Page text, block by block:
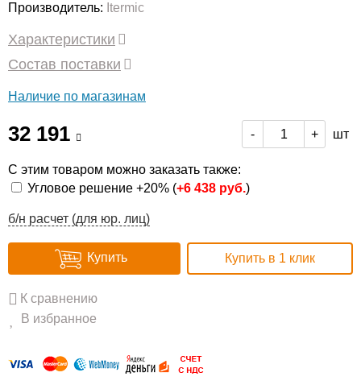
Производитель: Itermic
Характеристики
Состав поставки
Наличие по магазинам
32 191 - + шт
С этим товаром можно заказать также:
Угловое решение +20% (+6 438 руб.)
б/н расчет (для юр. лиц)
Купить Купить в 1 клик
К сравнению
В избранное